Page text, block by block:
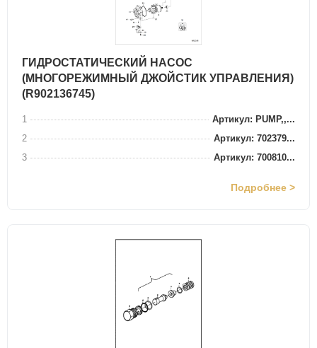
ГИДРОСТАТИЧЕСКИЙ НАСОС
(МНОГОРЕЖИМНЫЙ ДЖОЙСТИК УПРАВЛЕНИЯ)
(R902136745)
1
Артикул: PUMP,,...
2
Артикул: 702379...
3
Артикул: 700810...
Подробнее >